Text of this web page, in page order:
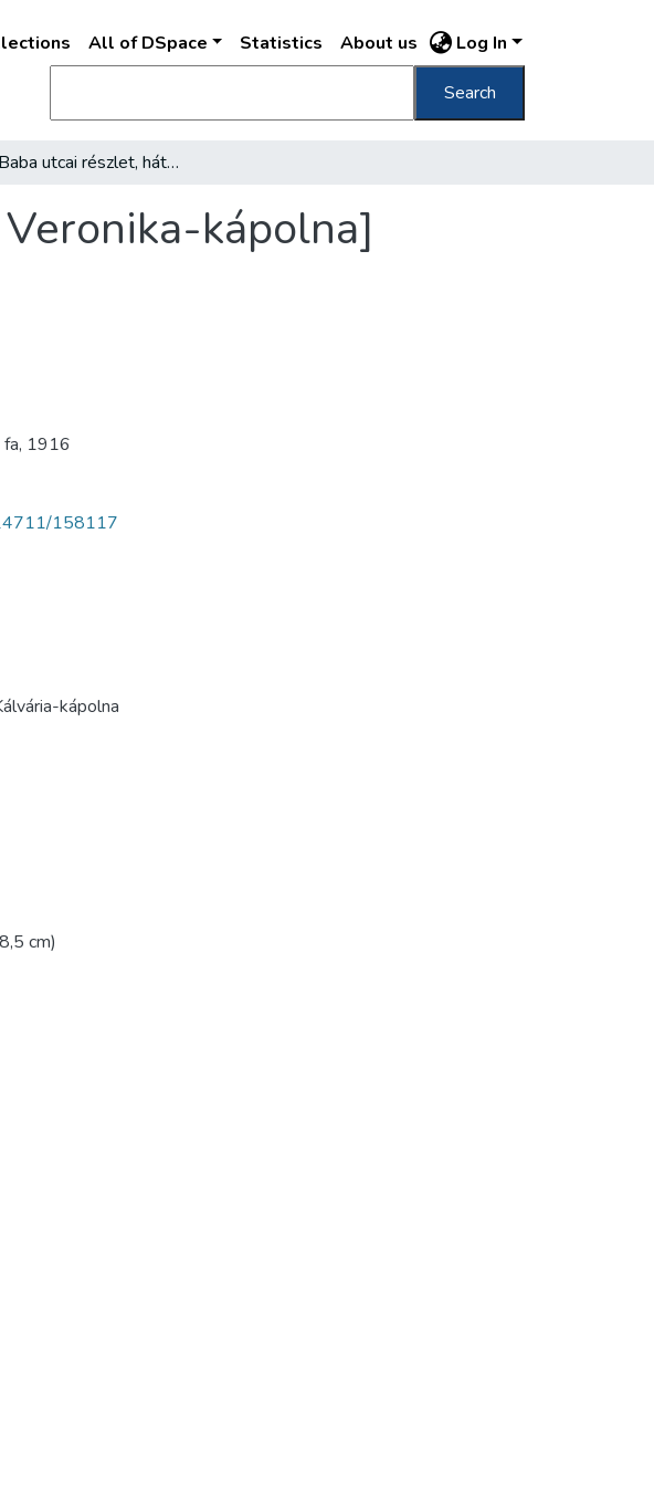
All of DSpace Statistics About us Log In
Search
[Gül Baba utcai részlet, háttérben a Veronika-kápolna]
kápolna]
fa, 1916
158117
kápolna
cm)